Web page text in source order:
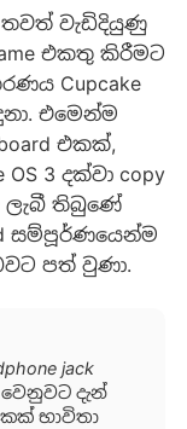
තවත් වැඩිදියුණු
එකතු කිරීමට
Cupcake
එමෙන්ම
එකක්,
3 දක්වා copy
ලැබී තිබුණේ
සම්පූර්ණයෙන්ම
පත් වුණා.
jack
දැන්
භාවිතා